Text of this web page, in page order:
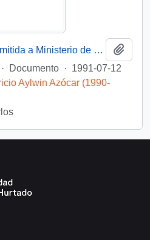
[Informa que carta fue remitida a Ministerio de Educación Pública, mediante Of. GAB. PRES. (0) 91/2438]
· Documento · 1991-07-12
Aylwin Azócar (1990-